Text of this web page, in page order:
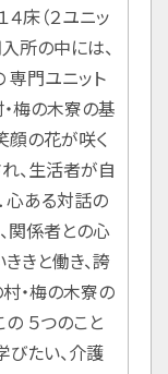
４床（２ユニッ
所の中には、
門ユニット
・梅の木寮の基
顔の花が咲く
、生活者が自
心ある対話の
関係者との心
きと働き、誇
・梅の木寮の
５つのこと
びたい、介護